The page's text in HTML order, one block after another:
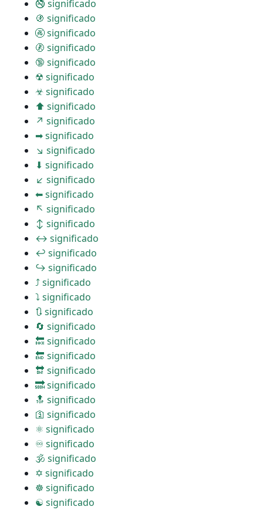
🚭 significado
🚯 significado
🚱 significado
🚷 significado
🔞 significado
☢ significado
☣ significado
⬆ significado
↗ significado
➡ significado
↘ significado
⬇ significado
↙ significado
⬅ significado
↖ significado
↕ significado
↔ significado
↩ significado
↪ significado
⤴ significado
⤵ significado
🔃 significado
🔄 significado
🔙 significado
🔚 significado
🔛 significado
🔜 significado
🔝 significado
🛐 significado
⚛ significado
♾ significado
🕉 significado
✡ significado
☸ significado
☯ significado